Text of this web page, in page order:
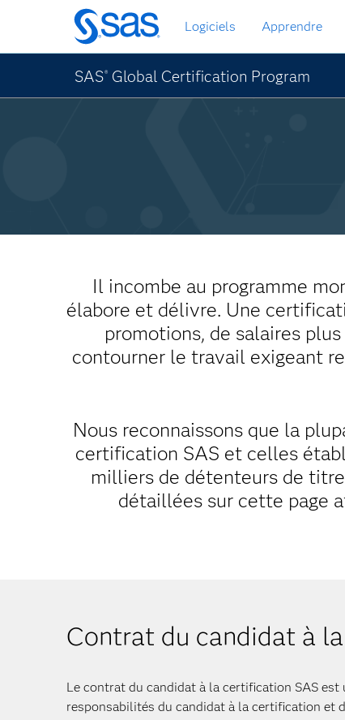
Passer
au
contenu
principal
Logiciels Apprendre
SAS® Global Certification Program
Il incombe au programme
élabore et délivre. Une
promotions, de salaires
contourner le travail exigeant
Nous reconnaissons que la
certification SAS et celles
milliers de détenteurs de
détaillées sur cette page
Contrat du candidat à
Le contrat du candidat à la certification SAS
responsabilités du candidat à la certification et